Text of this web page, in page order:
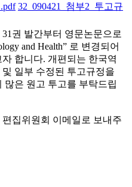
32_090421_첨부2_투고규
권 발간부터 영문논문으로
and Health” 로 변경되어
합니다. 개편되는 한국역
일부 수정된 투고규정을
많은 원고 투고를 부탁드립
집위원회 이메일로 보내주